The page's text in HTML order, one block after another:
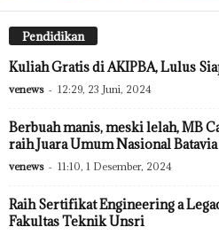
Pendidikan
Kuliah Gratis di AKIPBA, Lulus
venews - 12:29, 23 Juni, 2024
Berbuah manis, meski lelah, MB
raih Juara Umum Nasional Batavia
venews - 11:10, 1 Desember, 2024
Raih Sertifikat Engineering a
Fakultas Teknik Unsri